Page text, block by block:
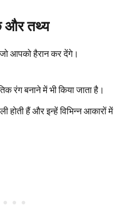
और तथ्य
आपको हैरान कर देंगे।
रंग बनाने में भी किया जाता है।
होती हैं और इन्हें विभिन्न आकारों में